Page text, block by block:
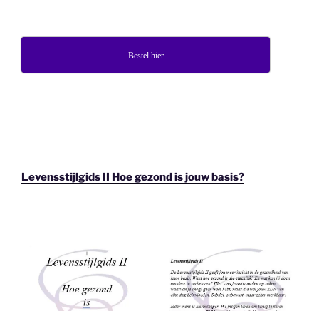
Bestel hier
Levensstijlgids II Hoe gezond is jouw basis?